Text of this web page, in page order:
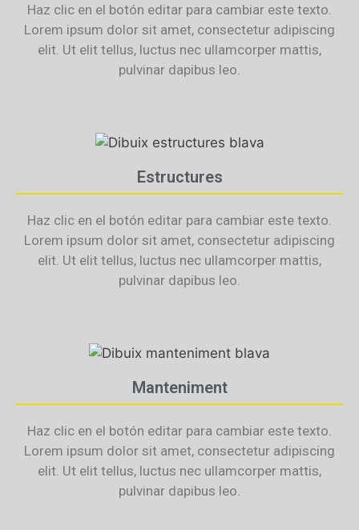
Haz clic en el botón editar para cambiar este texto.
Lorem ipsum dolor sit amet, consectetur adipiscing
elit. Ut elit tellus, luctus nec ullamcorper mattis,
pulvinar dapibus leo.
Estructures
Haz clic en el botón editar para cambiar este texto.
Lorem ipsum dolor sit amet, consectetur adipiscing
elit. Ut elit tellus, luctus nec ullamcorper mattis,
pulvinar dapibus leo.
Manteniment
Haz clic en el botón editar para cambiar este texto.
Lorem ipsum dolor sit amet, consectetur adipiscing
elit. Ut elit tellus, luctus nec ullamcorper mattis,
pulvinar dapibus leo.